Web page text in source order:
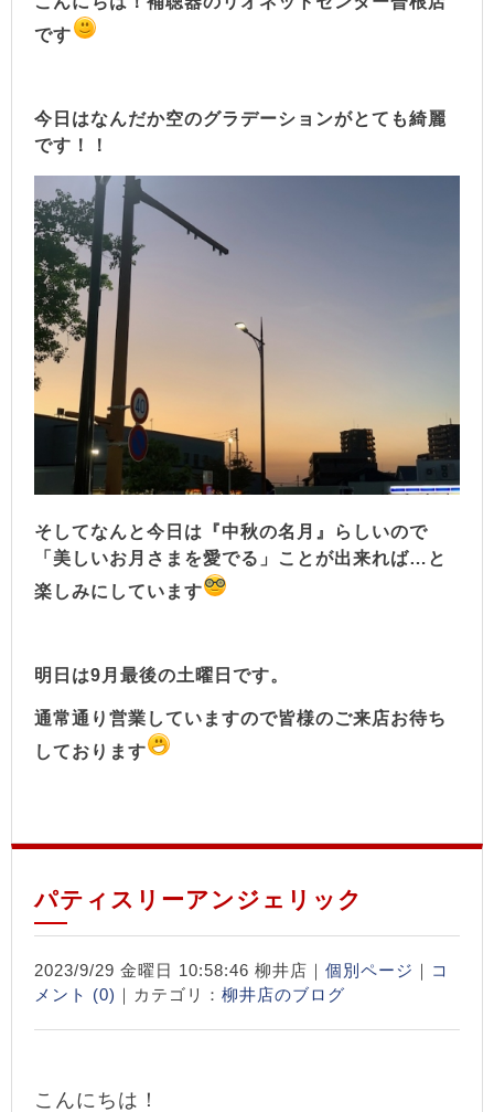
です
今日はなんだか空のグラデーションがとても綺麗
です！！
そしてなんと今日は『中秋の名月』らしいので
「美しいお月さまを愛でる」ことが出来れば…と
楽しみにしています
明日は9月最後の土曜日です。
通常通り営業していますので皆様のご来店お待ち
しております
パティスリーアンジェリック
2023/9/29 金曜日 10:58:46 柳井店｜ 個別ページ ｜ コ
メント (0) ｜カテゴリ： 柳井店のブログ
こんにちは！